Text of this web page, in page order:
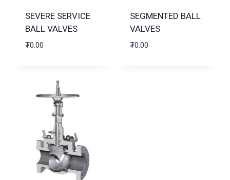
SEVERE SERVICE
BALL VALVES
₮0.00
SEGMENTED BALL
VALVES
₮0.00